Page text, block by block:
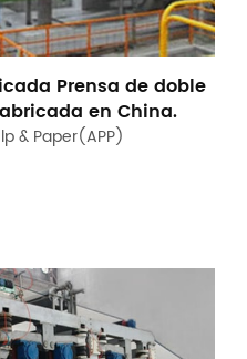
Prensa de doble
en China.
& Paper(APP)